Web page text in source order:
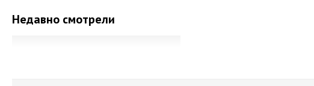
Недавно смотрели